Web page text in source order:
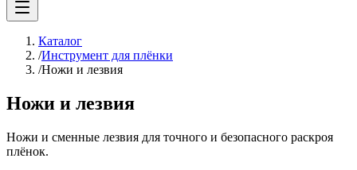
Каталог
/Инструмент для плёнки
/Ножи и лезвия
Ножи и лезвия
Ножи и сменные лезвия для точного и безопасного раскроя
плёнок.